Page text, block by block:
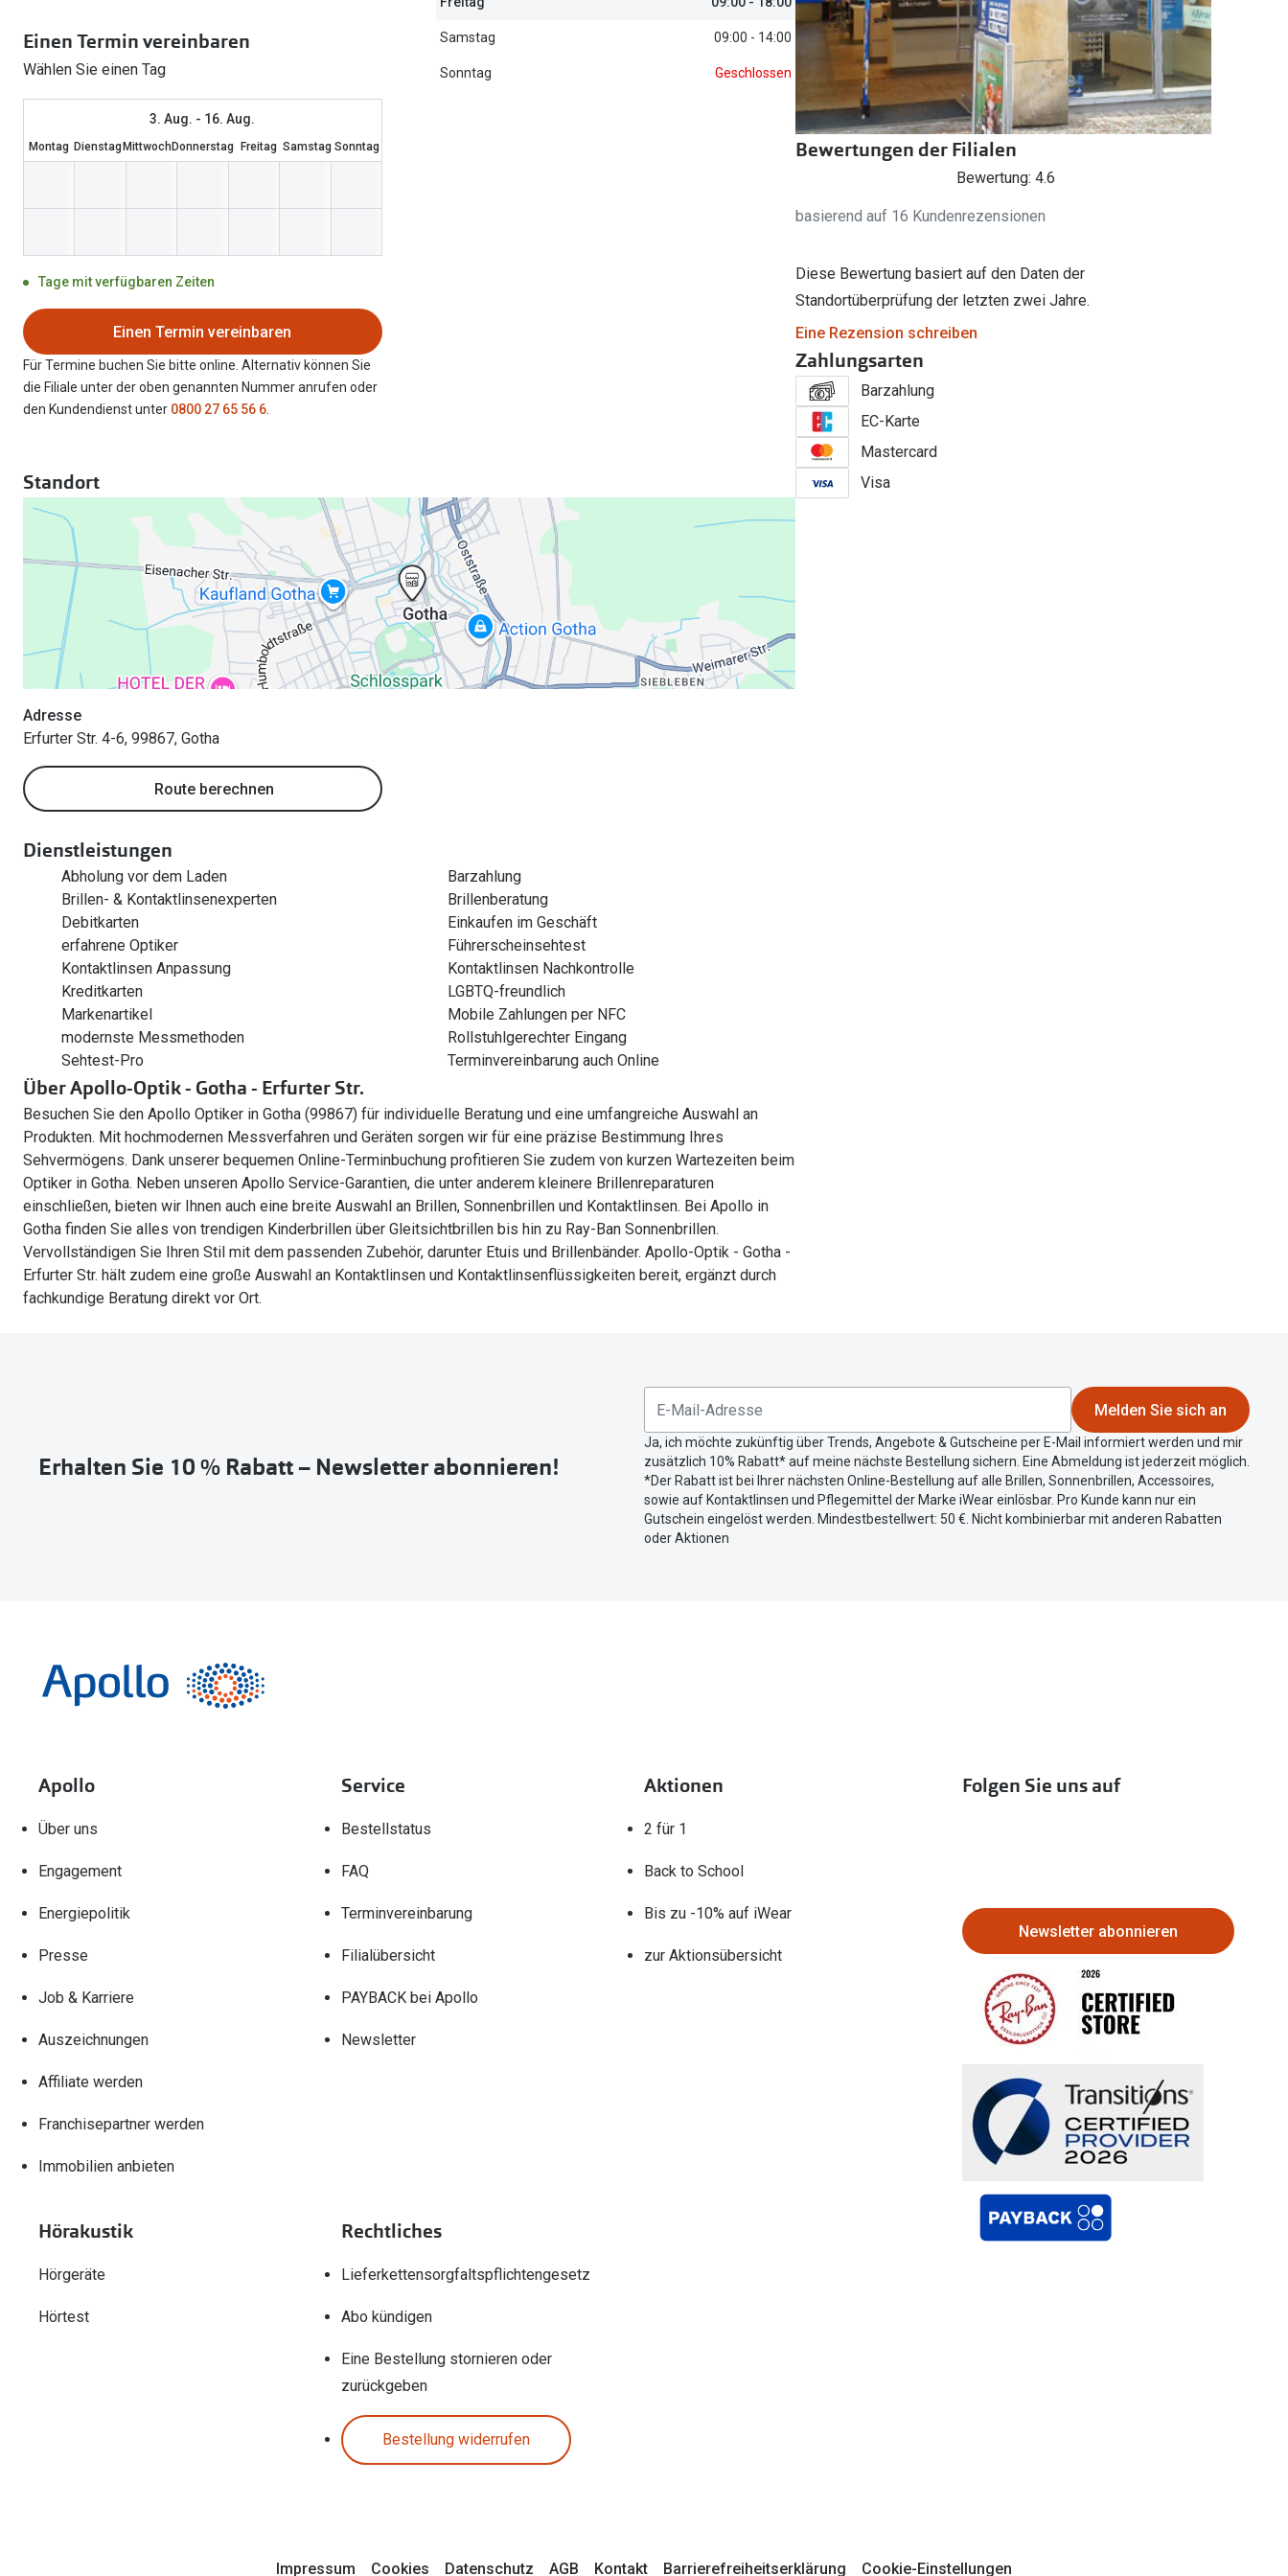
Brillen Sale Brillenpass richtig lesen
Brillentrends 2026 Brillenbügel
Brillenetuis
Brillenkettchen
Weitere Kategorien
Sonnenbrillen Sale
iWear Nimm 4 zahl 3
Min.-5%
Torische Linsen
Ray-Ban Meta ausprobieren
Hörtest
Alle Hörakustik Ratgeber Rücksendung
Einen Termin vereinbaren
Wählen Sie einen Tag
3. Aug. - 16. Aug.
Montag Dienstag MittwochDonnerstag Freitag Samstag Sonntag
Tage mit verfügbaren Zeiten
Einen Termin vereinbaren
Für Termine buchen Sie bitte online. Alternativ können Sie
die Filiale unter der oben genannten Nummer anrufen oder
den Kundendienst unter 0800 27 65 56 6
Samstag 09:00 - 14:00
Sonntag Geschlossen
Standort
Adresse
Erfurter Str. 4-6, 99867, Gotha
Route berechnen
Dienstleistungen
Abholung vor dem Laden
Barzahlung
Brillen- & Kontaktlinsenexperten
Brillenberatung
Debitkarten
Einkaufen im Geschäft
erfahrene Optiker
Führerscheinsehtest
Kontaktlinsen Anpassung
Kontaktlinsen Nachkontrolle
Kreditkarten
LGBTQ-freundlich
Markenartikel
Mobile Zahlungen per NFC
modernste Messmethoden
Rollstuhlgerechter Eingang
Sehtest-Pro
Terminvereinbarung auch Online
Über Apollo-Optik - Gotha - Erfurter Str.
Besuchen Sie den Apollo Optiker in Gotha (99867) für individuelle Beratung und eine umfangreiche Auswahl an
Produkten. Mit hochmodernen Messverfahren und Geräten sorgen wir für eine präzise Bestimmung Ihres
Sehvermögens. Dank unserer bequemen Online-Terminbuchung profitieren Sie zudem von kurzen Wartezeiten beim
Optiker in Gotha. Neben unseren Apollo Service-Garantien, die unter anderem kleinere Brillenreparaturen
einschließen, bieten wir Ihnen auch eine breite Auswahl an Brillen, Sonnenbrillen und Kontaktlinsen. Bei Apollo in
Gotha finden Sie alles von trendigen Kinderbrillen über Gleitsichtbrillen bis hin zu Ray-Ban Sonnenbrillen.
Vervollständigen Sie Ihren Stil mit dem passenden Zubehör, darunter Etuis und Brillenbänder. Apollo-Optik - Gotha -
Erfurter Str. hält zudem eine große Auswahl an Kontaktlinsen und Kontaktlinsenflüssigkeiten bereit, ergänzt durch
fachkundige Beratung direkt vor Ort.
Bewertungen der Filialen
Bewertung: 4.6
basierend auf 16 Kundenrezensionen
Diese Bewertung basiert auf den Daten der
Standortüberprüfung der letzten zwei Jahre.
Eine Rezension schreiben
Zahlungsarten
Barzahlung
EC-Karte
Mastercard
Visa
Erhalten Sie 10 % Rabatt – Newsletter abonnieren!
Melden Sie sich an
Ja, ich möchte zukünftig über Trends, Angebote & Gutscheine per E-Mail informiert werden und mir
zusätzlich 10% Rabatt* auf meine nächste Bestellung sichern. Eine Abmeldung ist jederzeit möglich.
*Der Rabatt ist bei Ihrer nächsten Online-Bestellung auf alle Brillen, Sonnenbrillen, Accessoires,
sowie auf Kontaktlinsen und Pflegemittel der Marke iWear einlösbar. Pro Kunde kann nur ein
Gutschein eingelöst werden. Mindestbestellwert: 50 €. Nicht kombinierbar mit anderen Rabatten
oder Aktionen
Apollo
Über uns
Engagement
Energiepolitik
Presse
Job & Karriere
Auszeichnungen
Affiliate werden
Franchisepartner werden
Immobilien anbieten
Service
Bestellstatus
FAQ
Terminvereinbarung
Filialübersicht
PAYBACK bei Apollo
Newsletter
Aktionen
2 für 1
Back to School
Bis zu -10% auf iWear
zur Aktionsübersicht
Hörakustik
Hörgeräte
Hörtest
Rechtliches
Lieferkettensorgfaltspflichtengesetz
Abo kündigen
Eine Bestellung stornieren oder
zurückgeben
Bestellung widerrufen
Folgen Sie uns auf
Newsletter abonnieren
Impressum Cookies Datenschutz AGB Kontakt Barrierefreiheitserklärung Cookie-Einstellungen